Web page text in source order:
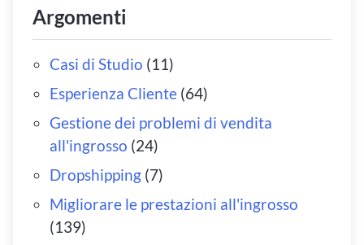
Argomenti
Casi di Studio (11)
Esperienza Cliente(64)
Gestione dei problemi di vendita
all'ingrosso (24)
Dropshipping(7)
Migliorare le prestazioni all'ingrosso
(139)